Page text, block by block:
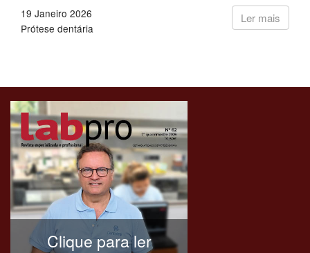
Ler mais
19 Janeiro 2026
Prótese dentária
Clique para ler